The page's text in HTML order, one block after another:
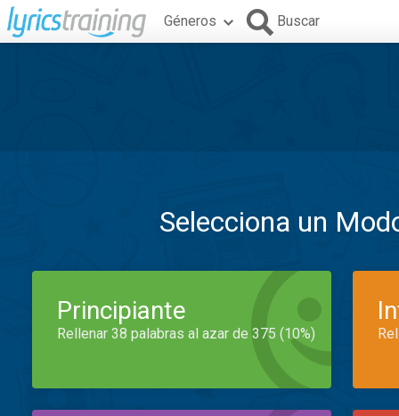
Géneros Buscar
Selecciona un
Principiante
Rellenar 38 palabras al azar de 375 (10%)